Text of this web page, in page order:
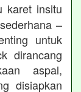
karet insitu
–
untuk
dirancang
aspal,
disiapkan